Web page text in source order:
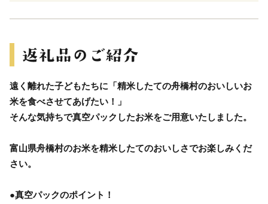
遠く離れた子どもたちに「精米したての舟橋村のおいしいお
米を食べさせてあげたい！」
そんな気持ちで真空パックしたお米をご用意いたしました。
富山県舟橋村のお米を精米したてのおいしさでお楽しみくだ
さい。
●真空パックのポイント！